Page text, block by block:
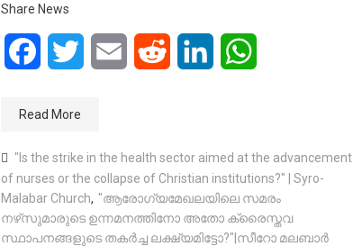
Share News
FacebookTwitter Email Reddit LinkedIn
Read More
"Is the strike in the health sector aimed at the advancement
of nurses or the collapse of Christian institutions?" | Syro-
Malabar Church, "ആരോഗ്യമേഖലയിലെ സമരം
നഴ്‌സുമാരുടെ ഉന്നമനത്തിനോ അതോ ക്രൈസ്തവ
സ്ഥാപനങ്ങളുടെ തകർച്ച ലക്ഷ്യമിട്ടോ?"|സീറോ മലബാർ